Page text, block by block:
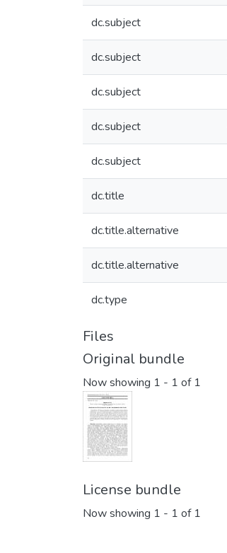
dc.subject
dc.subject
dc.subject
dc.subject
dc.subject
dc.title
dc.title.alternative
dc.title.alternative
dc.type
Files
Original bundle
Now showing 1 - 1 of 1
License bundle
Now showing 1 - 1 of 1